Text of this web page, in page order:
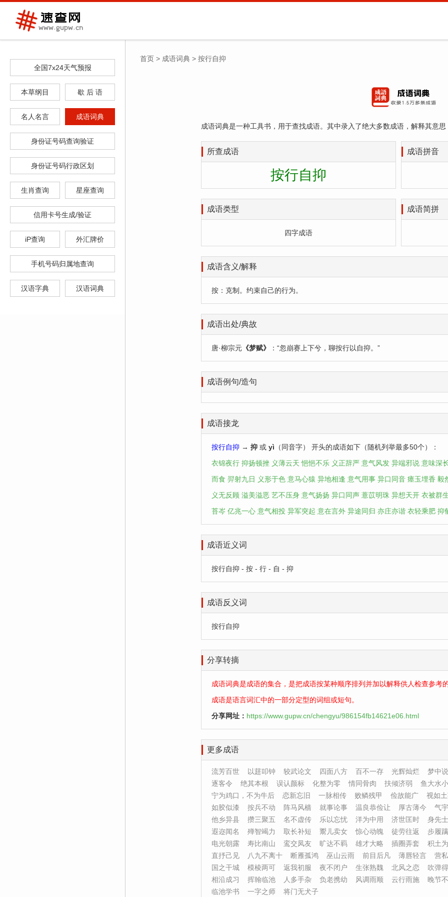
全国7x24天气预报
本草纲目 歇 后 语
名人名言 成语词典
身份证号码查询验证
身份证号码行政区划
生肖查询 星座查询
信用卡号生成/验证
iP查询 外汇牌价
手机号码归属地查询
汉语字典 汉语词典
首页 > 成语词典 > 按行自抑
成语词典是一种工具书，用于查找成语。其中录入了绝大多数成语，解释其意
所查成语
按行自抑
成语拼音
成语类型
四字成语
成语简拼
成语含义/解释
按：克制。约束自己的行为。
成语出处/典故
唐·柳宗元 《梦赋》 ：“忽崩赛上下兮，聊按行以自抑。”
成语例句/造句
成语接龙
按行自抑 → 抑 或 yì （同音字） 开头的成语如下（随机列举最多50个）：
衣锦夜行 抑扬顿挫 义薄云天 悒悒不乐 义正辞严 意气风发 异端邪说 意味深
而食 羿射九日 义形于色 意马心猿 异地相逢 意气用事 异口同音 瘗玉埋香 毅
义无反顾 溢美溢恶 艺不压身 意气扬扬 异口同声 薏苡明珠 异想天开 衣被群
苔岑 亿兆一心 意气相投 异军突起 意在言外 异途同归 亦庄亦谐 衣轻乘肥 抑
成语近义词
按行自抑 - 按 - 行 - 自 - 抑
成语反义词
按行自抑
分享转摘
成语词典是成语的集合，是把成语按某种顺序排列并加以解释供人检查参考
成语是语言词汇中的一部分定型的词组或短句。
分享网址： https://www.gupw.cn/chengyu/986154fb14621e06.html
更多成语
流芳百世 以莛叩钟 较武论文 四面八方 百不一存 光辉灿烂
梦中
逐客令
绝其本根 误认颜标 化整为零 情同骨肉 扶倾济弱
鱼大水小
宁为鸡口，不为牛后
恋新忘旧 一脉相传 败鳞残甲 俭故能广
视如
如胶似漆
按兵不动 阵马风樯 就事论事 温良恭俭让 厚古薄今
气
他乡异县
攒三聚五 名不虚传 乐以忘忧 洋为中用 济世匡时
身先
遐迩闻名
殚智竭力 取长补短 鬻儿卖女 惊心动魄 徒劳往返
步履
电光朝露
寿比南山 鸾交凤友 旷达不羁 雄才大略 插圈弄套
积土
直抒己见
八九不离十 断雁孤鸿 巫山云雨 前目后凡 薄唇轻言
营
国之干城
模棱两可 返我初服 夜不闭户 生张熟魏 北风之恋
吹弹
相沿成习
挥翰临池 人多手杂 负老携幼 风调雨顺 云行雨施
晚节
临池学书
一字之师 将门无犬子